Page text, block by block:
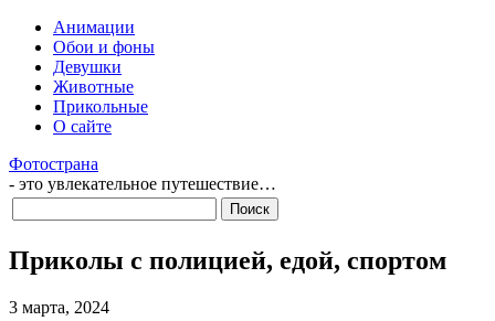
Анимации
Обои и фоны
Девушки
Животные
Прикольные
О сайте
Фотострана
- это увлекательное путешествие…
Приколы с полицией, едой, спортом
3 марта, 2024